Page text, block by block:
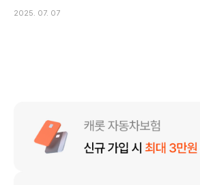
2025. 07. 07